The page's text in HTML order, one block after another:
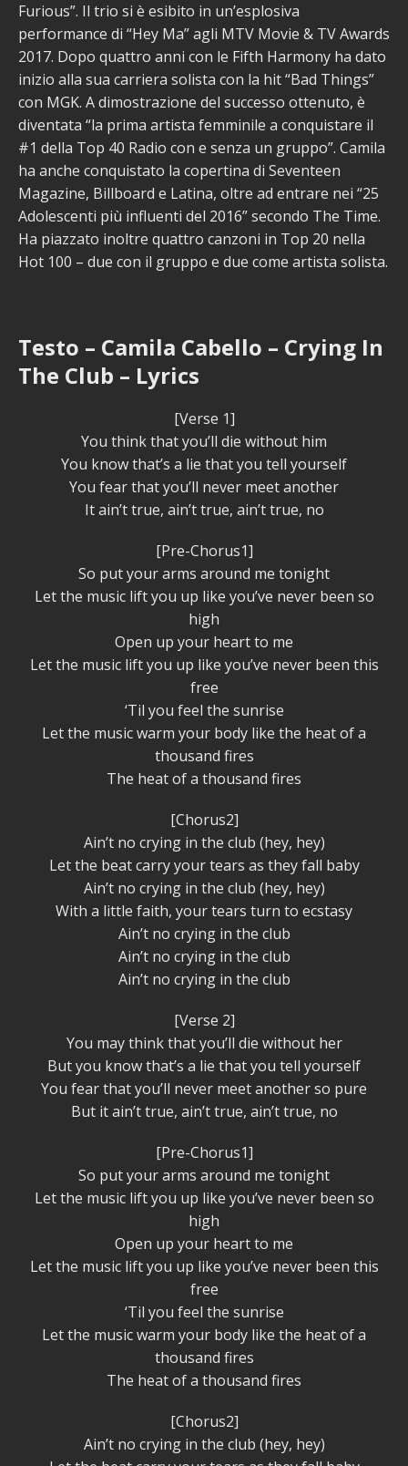
Furious”. Il trio si è esibito in un’esplosiva
performance di “Hey Ma” agli MTV Movie & TV Awards
2017. Dopo quattro anni con le Fifth Harmony ha dato
inizio alla sua carriera solista con la hit “Bad Things”
con MGK. A dimostrazione del successo ottenuto, è
diventata “la prima artista femminile a conquistare il
#1 della Top 40 Radio con e senza un gruppo”. Camila
ha anche conquistato la copertina di Seventeen
Magazine, Billboard e Latina, oltre ad entrare nei “25
Adolescenti più influenti del 2016” secondo The Time.
Ha piazzato inoltre quattro canzoni in Top 20 nella
Hot 100 – due con il gruppo e due come artista solista.
Testo – Camila Cabello – Crying In
The Club – Lyrics
[Verse 1]
You think that you’ll die without him
You know that’s a lie that you tell yourself
You fear that you’ll never meet another
It ain’t true, ain’t true, ain’t true, no
[Pre-Chorus1]
So put your arms around me tonight
Let the music lift you up like you’ve never been so
high
Open up your heart to me
Let the music lift you up like you’ve never been this
free
‘Til you feel the sunrise
Let the music warm your body like the heat of a
thousand fires
The heat of a thousand fires
[Chorus2]
Ain’t no crying in the club (hey, hey)
Let the beat carry your tears as they fall baby
Ain’t no crying in the club (hey, hey)
With a little faith, your tears turn to ecstasy
Ain’t no crying in the club
Ain’t no crying in the club
Ain’t no crying in the club
[Verse 2]
You may think that you’ll die without her
But you know that’s a lie that you tell yourself
You fear that you’ll never meet another so pure
But it ain’t true, ain’t true, ain’t true, no
[Pre-Chorus1]
So put your arms around me tonight
Let the music lift you up like you’ve never been so
high
Open up your heart to me
Let the music lift you up like you’ve never been this
free
‘Til you feel the sunrise
Let the music warm your body like the heat of a
thousand fires
The heat of a thousand fires
[Chorus2]
Ain’t no crying in the club (hey, hey)